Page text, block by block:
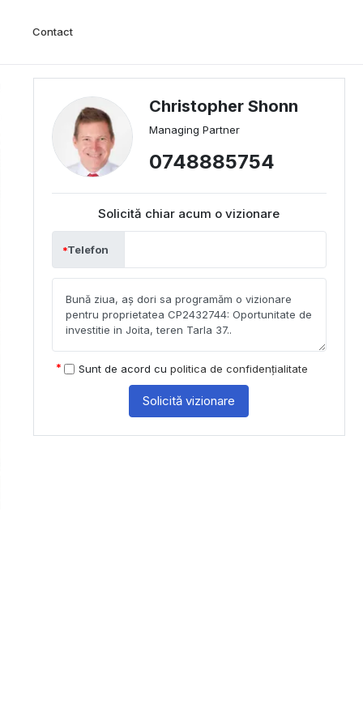
Contact
Christopher Shonn
Managing Partner
0748885754
Solicită chiar acum o vizionare
Telefon
Sunt de acord cu politica de confidențialitate
Solicită vizionare